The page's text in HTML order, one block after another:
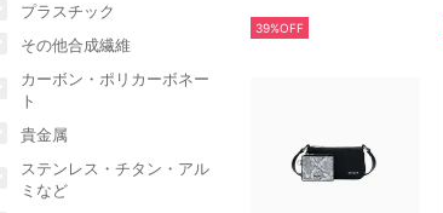
プラスチック
その他合成繊維
カーボン・ポリカーボネー
ト
貴金属
ステンレス・チタン・アル
ミなど
39%OFF